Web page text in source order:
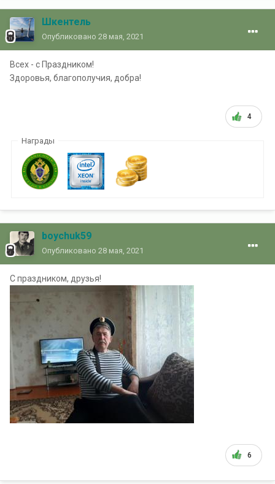
Шкентель
Опубликовано 28 мая, 2021
Всех - с Праздником!
Здоровья, благополучия, добра!
4
Награды
boychuk59
Опубликовано 28 мая, 2021
С праздником, друзья!
6